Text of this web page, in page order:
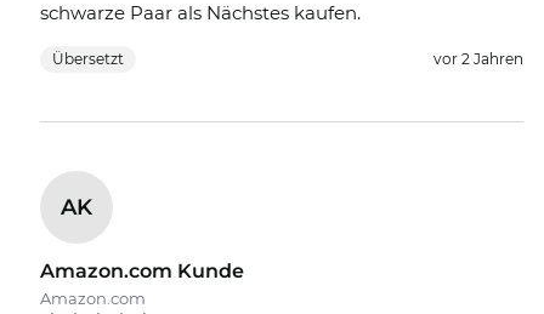
schwarze Paar als Nächstes kaufen.
Übersetzt vor 2 Jahren
AK
Amazon.com Kunde
Amazon.com